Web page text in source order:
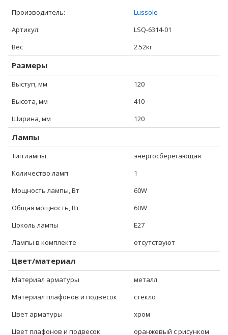
Производитель:
Lussole
Артикул:
LSQ-6314-01
Вес
2.52кг
Размеры
Выступ, мм
120
Высота, мм
410
Ширина, мм
120
Лампы
Тип лампы
энергосберегающая
Количество ламп
1
Мощность лампы, Вт
60W
Общая мощность, Вт
60W
Цоколь лампы
E27
Лампы в комплекте
отсутствуют
Цвет/материал
Материал арматуры
металл
Материал плафонов и подвесок
стекло
Цвет арматуры
хром
Цвет плафонов и подвесок
оранжевый с рисунком